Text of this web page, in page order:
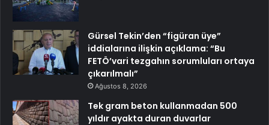
Gürsel Tekin’den “figüran üye”
iddialarına ilişkin açıklama: “Bu
FETÖ’vari tezgahın sorumluları ortaya
çıkarılmalı”
Ağustos 8, 2026
Tek gram beton kullanmadan 500
yıldır ayakta duran duvarlar